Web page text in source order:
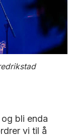
bli enda
vi til å